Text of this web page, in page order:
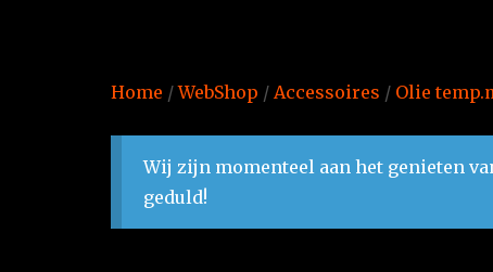
Home /WebShop / Accessoires / Olie
Wij zijn momenteel aan het genieten
geduld!